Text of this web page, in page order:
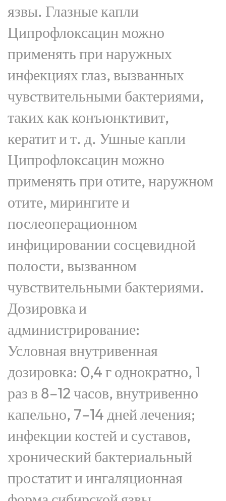
язвы. Глазные капли
Ципрофлоксацин можно
применять при наружных
инфекциях глаз, вызванных
чувствительными бактериями,
таких как конъюнктивит,
кератит и т. д. Ушные капли
Ципрофлоксацин можно
применять при отите, наружном
отите, мирингите и
послеоперационном
инфицировании сосцевидной
полости, вызванном
чувствительными бактериями.
Дозировка и
администрирование:
Условная внутривенная
дозировка: 0,4 г однократно, 1
раз в 8–12 часов, внутривенно
капельно, 7–14 дней лечения;
инфекции костей и суставов,
хронический бактериальный
простатит и ингаляционная